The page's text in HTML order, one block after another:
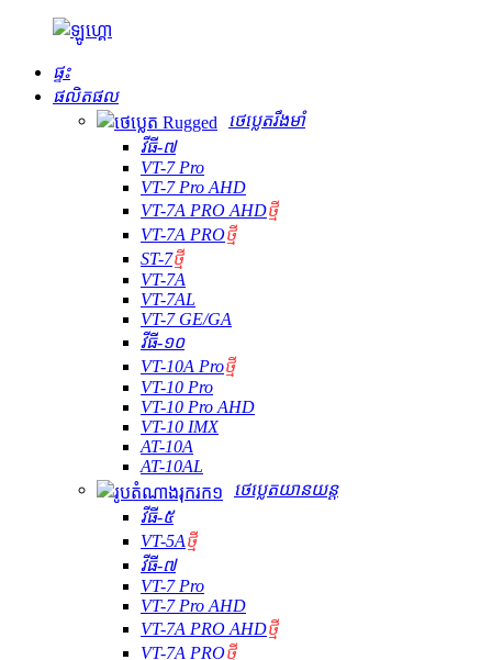
ផ្ទះ
ផលិតផល
ថេប្លេតរឹងមាំ
វីធី-៧
VT-7 Pro
VT-7 Pro AHD
VT-7A PRO AHDថ្មី
VT-7A PROថ្មី
ST-7ថ្មី
VT-7A
VT-7AL
VT-7 GE/GA
វីធី-១០
VT-10A Proថ្មី
VT-10 Pro
VT-10 Pro AHD
VT-10 IMX
AT-10A
AT-10AL
ថេប្លេតយានយន្ត
វីធី-៥
VT-5Aថ្មី
វីធី-៧
VT-7 Pro
VT-7 Pro AHD
VT-7A PRO AHDថ្មី
VT-7A PROថ្មី